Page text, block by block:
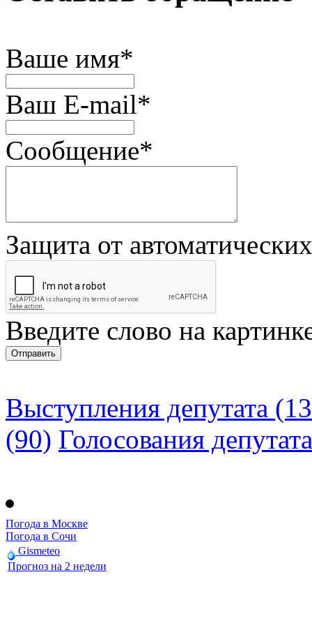
Ваше имя*
Ваш E-mail*
Сообщение*
Защита от
Введите слово на
Выступления депутата
(90) Голосования депутата
Погода в Москве
Погода в Сочи
Gismeteo
Прогноз на 2 недели